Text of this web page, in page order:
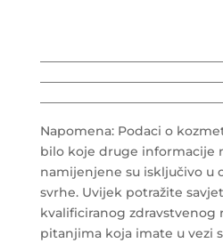
Napomena: Podaci o
bilo koje druge informacije
namijenjene su isključivo u
svrhe. Uvijek potražite
kvalificiranog zdravstvenog
pitanjima koja imate u vezi